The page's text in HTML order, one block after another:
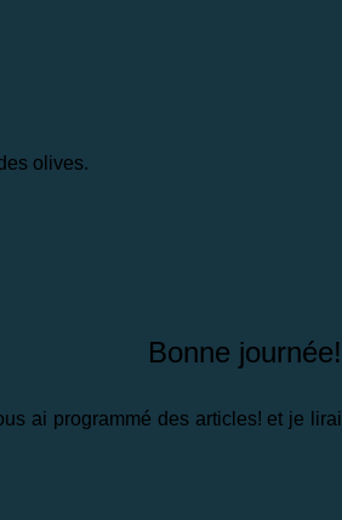
olives.
Bonne journée!
ai programmé des articles! et je lirai